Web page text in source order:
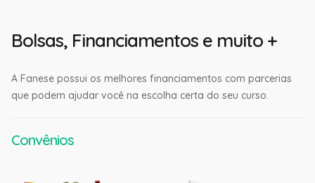
Bolsas, Financiamentos e muito +
A Fanese possui os melhores financiamentos com parcerias
que podem ajudar você na escolha certa do seu curso.
Convênios